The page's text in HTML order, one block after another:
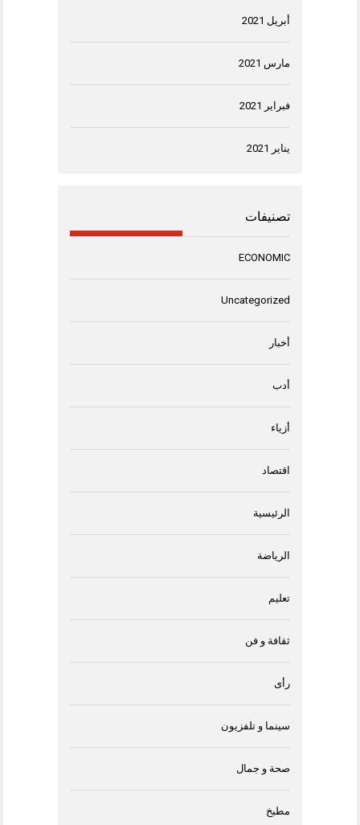
أبريل 2021
مارس 2021
فبراير 2021
يناير 2021
تصنيفات
ECONOMIC
Uncategorized
أخبار
أدب
أزياء
اقتصاد
الرئيسية
الرياضة
تعليم
ثقافة و فن
رأى
سينما و تلفزيون
صحة و جمال
مطبخ